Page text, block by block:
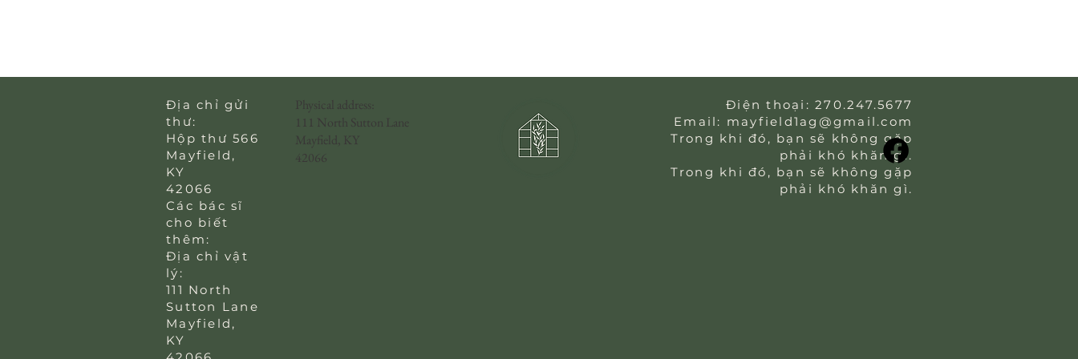
Địa chỉ gửi
thư:
Hộp thư 566
Mayfield,
KY
42066
Các bác sĩ
cho biết
thêm:
Địa chỉ vật
lý:
111 North
Sutton Lane
Mayfield,
KY
Physical address:
111 North Sutton Lane
Mayfield, KY
42066
Điện thoại: 270.247.5677
Email: mayfield1ag@gmail.com
Trong khi đó, bạn sẽ không gặp
phải khó khăn gì.
Trong khi đó, bạn sẽ không gặp
phải khó khăn gì.